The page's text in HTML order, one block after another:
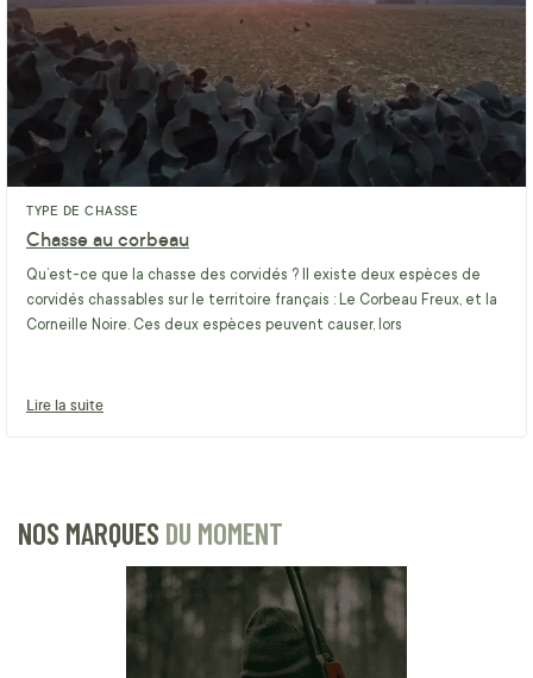
TYPE DE CHASSE
Chasse au corbeau
Qu’est-ce que la chasse des corvidés ? Il existe deux espèces de
corvidés chassables sur le territoire français : Le Corbeau Freux, et la
Corneille Noire. Ces deux espèces peuvent causer, lors
Lire la suite
NOS MARQUES DU MOMENT